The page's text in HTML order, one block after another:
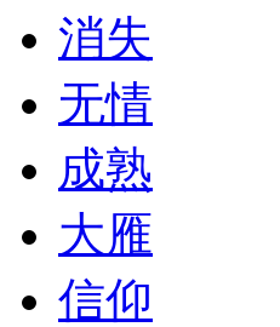
消失
无情
成熟
大雁
信仰